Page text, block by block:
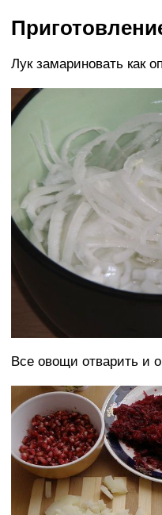
Лук замариновать как
Все овощи отварить и